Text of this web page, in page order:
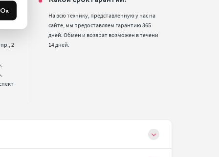
2
На всю технику, представленную у нас на
сайте, мы предоставляем гарантию 365
дней. Обмен и возврат возможен в течени
14 дней.
Ок